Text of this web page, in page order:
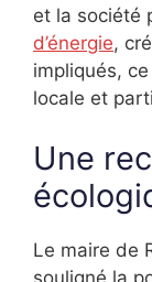
et la société
d’énergie,
impliqués,
locale et
Une
Le maire de